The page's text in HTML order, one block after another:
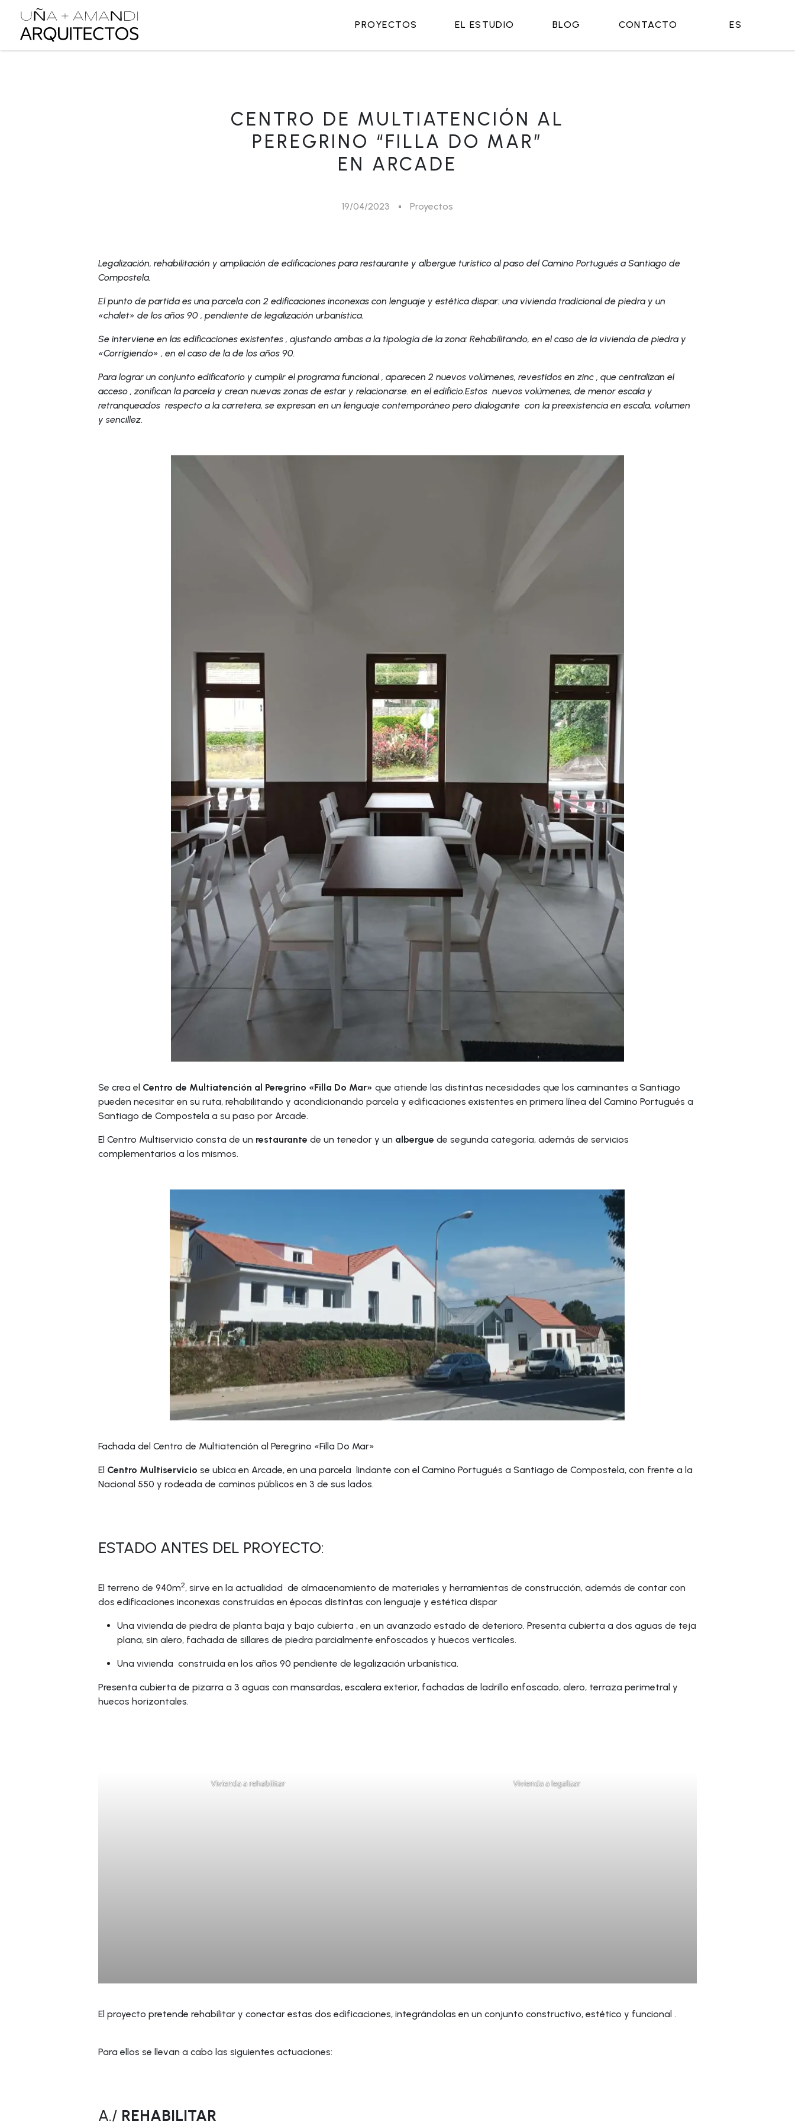
PROYECTOS EL ESTUDIO BLOG CONTACTO ES
CENTRO DE MULTIATENCIÓN AL
PEREGRINO “FILLA DO MAR”
EN ARCADE
19/04/2023 Proyectos
Legalización, rehabilitación y ampliación de edificaciones para restaurante y albergue turístico al paso del Camino Portugués a Santiago de
Compostela.
El punto de partida es una parcela con 2 edificaciones inconexas con lenguaje y estética dispar: una vivienda tradicional de piedra y un
«chalet» de los años 90 , pendiente de legalización urbanística.
Se interviene en las edificaciones existentes , ajustando ambas a la tipología de la zona: Rehabilitando, en el caso de la vivienda de piedra y
«Corrigiendo» , en el caso de la de los años 90.
Para lograr un conjunto edificatorio y cumplir el programa funcional , aparecen 2 nuevos volúmenes, revestidos en zinc , que centralizan el
acceso , zonifican la parcela y crean nuevas zonas de estar y relacionarse. en el edificio.Estos nuevos volúmenes, de menor escala y
retranqueados respecto a la carretera, se expresan en un lenguaje contemporáneo pero dialogante con la preexistencia en escala, volumen
y sencillez.
Se crea el Centro de Multiatención al Peregrino «Filla Do Mar» que atiende las distintas necesidades que los caminantes a Santiago
pueden necesitar en su ruta, rehabilitando y acondicionando parcela y edificaciones existentes en primera línea del Camino Portugués a
Santiago de Compostela a su paso por Arcade.
El Centro Multiservicio consta de un restaurante de un tenedor y un albergue de segunda categoría, además de servicios
complementarios a los mismos.
Fachada del Centro de Multiatención al Peregrino «Filla Do Mar»
El Centro Multiservicio se ubica en Arcade, en una parcela lindante con el Camino Portugués a Santiago de Compostela, con frente a la
Nacional 550 y rodeada de caminos públicos en 3 de sus lados.
ESTADO ANTES DEL PROYECTO:
El terreno de 940m2, sirve en la actualidad de almacenamiento de materiales y herramientas de construcción, además de contar con
dos edificaciones inconexas construidas en épocas distintas con lenguaje y estética dispar
Una vivienda de piedra de planta baja y bajo cubierta , en un avanzado estado de deterioro. Presenta cubierta a dos aguas de teja
plana, sin alero, fachada de sillares de piedra parcialmente enfoscados y huecos verticales.
Una vivienda construida en los años 90 pendiente de legalización urbanística.
Presenta cubierta de pizarra a 3 aguas con mansardas, escalera exterior, fachadas de ladrillo enfoscado, alero, terraza perimetral y
huecos horizontales.
Vivienda a rehabilitar Vivienda a legalizar
El proyecto pretende rehabilitar y conectar estas dos edificaciones, integrándolas en un conjunto constructivo, estético y funcional .
Para ellos se llevan a cabo las siguientes actuaciones:
A./ REHABILITAR